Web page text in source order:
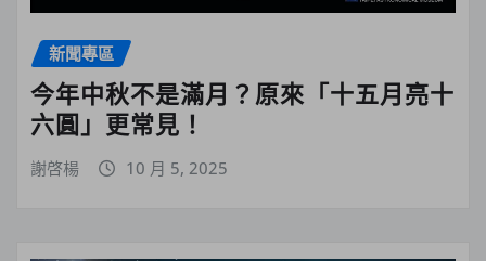
新聞專區
今年中秋不是滿月？原來「十五月亮十
六圓」更常見！
謝啓楊 10 月 5, 2025